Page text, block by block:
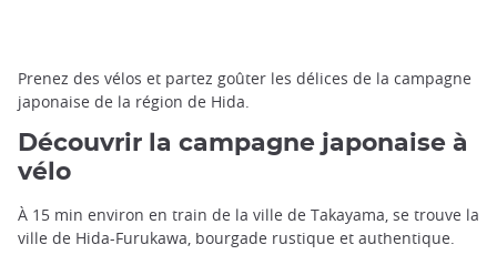
Prenez des vélos et partez goûter les délices de la campagne
japonaise de la région de Hida.
Découvrir la campagne japonaise à
vélo
À 15 min environ en train de la ville de Takayama, se trouve la
ville de Hida-Furukawa, bourgade rustique et authentique.